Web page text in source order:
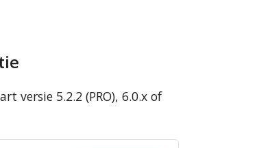
versie 5.2.2 (PRO), 6.0.x of